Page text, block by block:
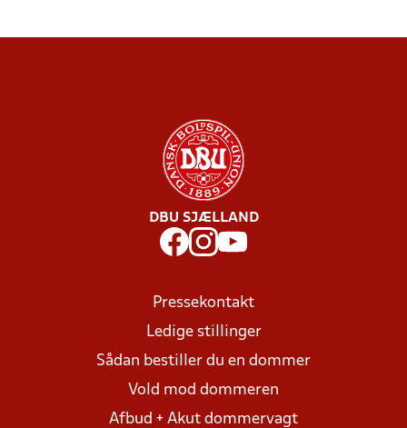
DBU SJÆLLAND
Pressekontakt
Ledige stillinger
Sådan bestiller du en dommer
Vold mod dommeren
Afbud + Akut dommervagt